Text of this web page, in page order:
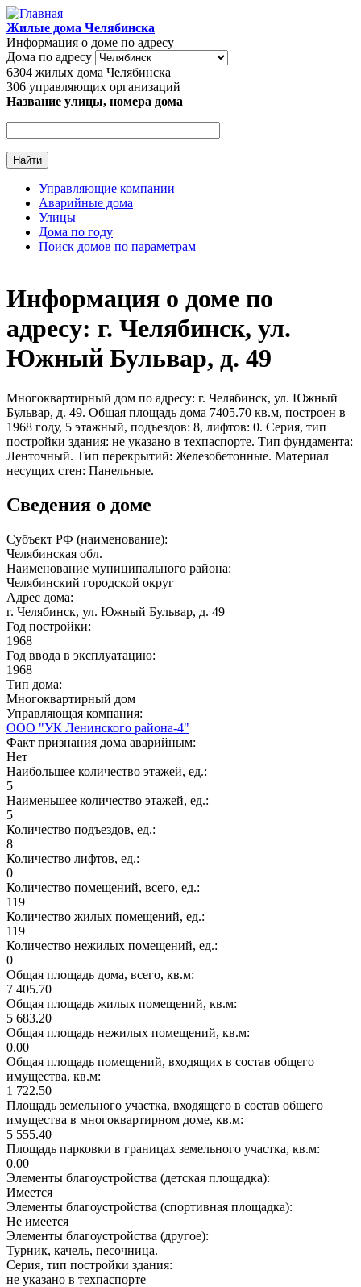
Перейти к основному содержанию
Жилые дома Челябинска
Информация о доме по адресу
Дома по адресу
6304 жилых дома Челябинска
306 управляющих организаций
Название улицы, номера дома
Главное меню
Управляющие компании
Аварийные дома
Улицы
Дома по году
Поиск домов по параметрам
Информация о доме по
адресу: г. Челябинск, ул.
Южный Бульвар, д. 49
Многоквартирный дом по адресу: г. Челябинск, ул. Южный
Бульвар, д. 49. Общая площадь дома 7405.70 кв.м, построен в
1968 году, 5 этажный, подъездов: 8, лифтов: 0. Серия, тип
постройки здания: не указано в техпаспорте. Тип фундамента:
Ленточный. Тип перекрытий: Железобетонные. Материал
несущих стен: Панельные.
Сведения о доме
Субъект РФ (наименование):
Челябинская обл.
Наименование муниципального района:
Челябинский городской округ
Адрес дома:
г. Челябинск, ул. Южный Бульвар, д. 49
Год постройки:
1968
Год ввода в эксплуатацию:
1968
Тип дома:
Многоквартирный дом
Управляющая компания:
ООО "УК Ленинского района-4"
Факт признания дома аварийным:
Нет
Наибольшее количество этажей, ед.:
5
Наименьшее количество этажей, ед.:
5
Количество подъездов, ед.:
8
Количество лифтов, ед.:
0
Количество помещений, всего, ед.:
119
Количество жилых помещений, ед.:
119
Количество нежилых помещений, ед.:
0
Общая площадь дома, всего, кв.м:
7 405.70
Общая площадь жилых помещений, кв.м:
5 683.20
Общая площадь нежилых помещений, кв.м:
0.00
Общая площадь помещений, входящих в состав общего
имущества, кв.м:
1 722.50
Площадь земельного участка, входящего в состав общего
имущества в многоквартирном доме, кв.м:
5 555.40
Площадь парковки в границах земельного участка, кв.м:
0.00
Элементы благоустройства (детская площадка):
Имеется
Элементы благоустройства (спортивная площадка):
Не имеется
Элементы благоустройства (другое):
Турник, качель, песочница.
Серия, тип постройки здания:
не указано в техпаспорте